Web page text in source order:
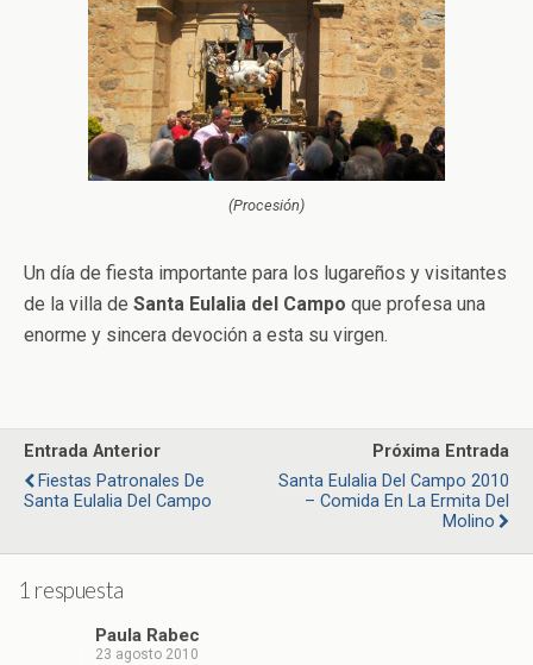
(Procesión)
Un día de fiesta importante para los lugareños y visitantes
de la villa de Santa Eulalia del Campo que profesa una
enorme y sincera devoción a esta su virgen.
Entrada Anterior
Fiestas Patronales De
Santa Eulalia Del Campo
Próxima Entrada
Santa Eulalia Del Campo 2010
– Comida En La Ermita Del
Molino
1 respuesta
Paula Rabec
23 agosto 2010